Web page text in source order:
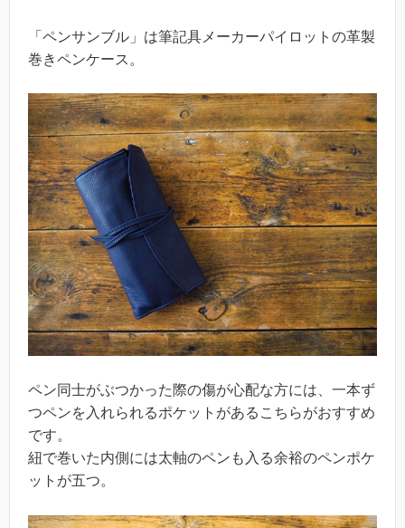
「ペンサンブル」は筆記具メーカーパイロットの革製
巻きペンケース。
ペン同士がぶつかった際の傷が心配な方には、一本ず
つペンを入れられるポケットがあるこちらがおすすめ
です。
紐で巻いた内側には太軸のペンも入る余裕のペンポケ
ットが五つ。